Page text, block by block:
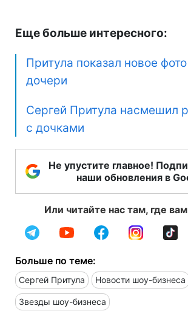
Еще больше интересного:
Притула показал новое
дочери
Сергей Притула насмешил
с дочками
Не упустите главное!
наши обновления в
Или читайте нас там, где
Больше по теме:
Сергей Притула Новости шоу-бизнеса
Звезды шоу-бизнеса